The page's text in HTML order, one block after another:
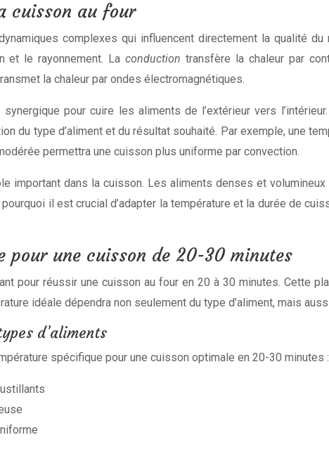
cuisson au four
complexes qui influencent directement la qualité
et le rayonnement. Laconductiontransfère la chaleur par
la chaleur par ondes électromagnétiques.
pour cuire les aliments de l’extérieur vers
du type d’aliment et du résultat souhaité. Par exemple, une
permettra une cuisson plus uniforme par convection.
important dans la cuisson. Les aliments denses et
il est crucial d’adapter la température et la durée de
pour une cuisson de 20-30 minutes
pour réussir une cuisson au four en 20 à 30 minutes. Cette
idéale dépendra non seulement du type d’aliment, mais
d’aliments
spécifique pour une cuisson optimale en 20-30 minutes :